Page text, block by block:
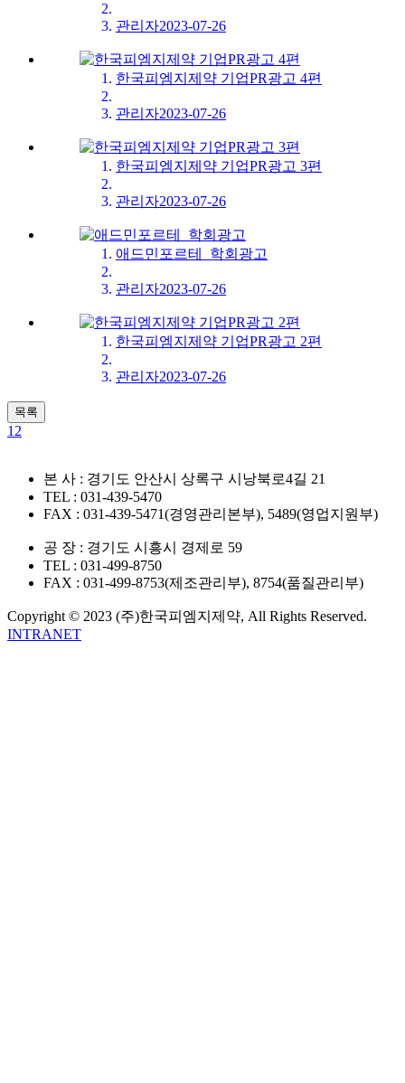
관리자2023-07-26
한국피엠지제약 기업PR광고 4편
관리자2023-07-26
한국피엠지제약 기업PR광고 3편
관리자2023-07-26
애드민포르테_학회광고
관리자2023-07-26
한국피엠지제약 기업PR광고 2편
관리자2023-07-26
목록
1 2
본 사 : 경기도 안산시 상록구 시낭북로4길 21
TEL : 031-439-5470
FAX : 031-439-5471(경영관리본부), 5489(영업지원부)
공 장 : 경기도 시흥시 경제로 59
TEL : 031-499-8750
FAX : 031-499-8753(제조관리부), 8754(품질관리부)
Copyright © 2023 (주)한국피엠지제약, All Rights Reserved.
INTRANET